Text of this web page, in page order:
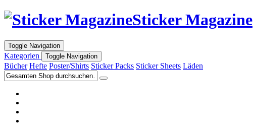
Sticker Magazine
Toggle Navigation
Kategorien Toggle Navigation
Bücher Hefte Poster/Shirts Sticker Packs Sticker Sheets Läden